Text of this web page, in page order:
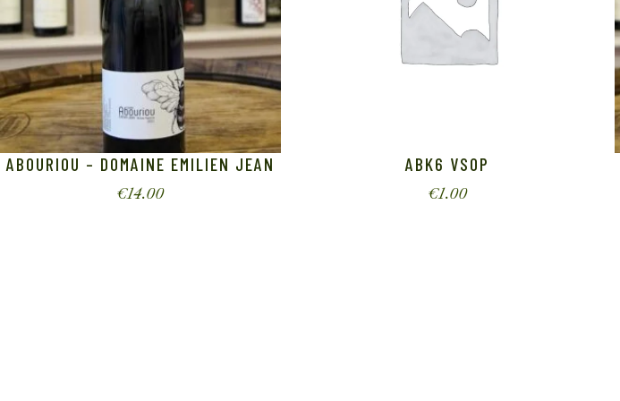
ABOURIOU – DOMAINE EMILIEN JEAN
€14.00
ABK6 VSOP
€1.00